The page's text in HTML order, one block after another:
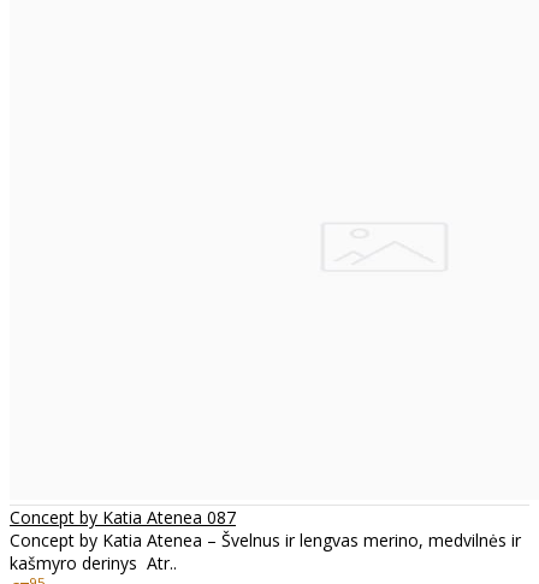
Concept by Katia Atenea 087
Concept by Katia Atenea – Švelnus ir lengvas merino, medvilnės ir
kašmyro derinys Atr..